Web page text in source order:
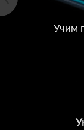
Учим